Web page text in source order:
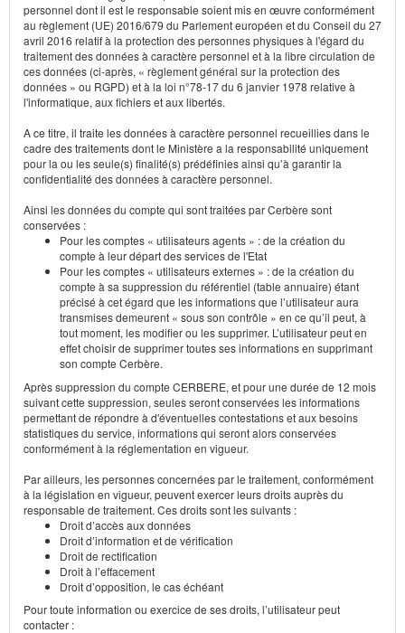
personnel dont il est le responsable soient mis en œuvre conformément
au règlement (UE) 2016/679 du Parlement européen et du Conseil du 27
avril 2016 relatif à la protection des personnes physiques à l'égard du
traitement des données à caractère personnel et à la libre circulation de
ces données (ci-après, « règlement général sur la protection des
données » ou RGPD) et à la loi n°78-17 du 6 janvier 1978 relative à
l'informatique, aux fichiers et aux libertés.
A ce titre, il traite les données à caractère personnel recueillies dans le
cadre des traitements dont le Ministère a la responsabilité uniquement
pour la ou les seule(s) finalité(s) prédéfinies ainsi qu’à garantir la
confidentialité des données à caractère personnel.
Ainsi les données du compte qui sont traitées par Cerbère sont
conservées :
Pour les comptes « utilisateurs agents » : de la création du
compte à leur départ des services de l'Etat
Pour les comptes « utilisateurs externes » : de la création du
compte à sa suppression du référentiel (table annuaire) étant
précisé à cet égard que les informations que l’utilisateur aura
transmises demeurent « sous son contrôle » en ce qu’il peut, à
tout moment, les modifier ou les supprimer. L’utilisateur peut en
effet choisir de supprimer toutes ses informations en supprimant
son compte Cerbère.
Après suppression du compte CERBERE, et pour une durée de 12 mois
suivant cette suppression, seules seront conservées les informations
permettant de répondre à d'éventuelles contestations et aux besoins
statistiques du service, informations qui seront alors conservées
conformément à la réglementation en vigueur.
Par ailleurs, les personnes concernées par le traitement, conformément
à la législation en vigueur, peuvent exercer leurs droits auprès du
responsable de traitement. Ces droits sont les suivants :
Droit d’accès aux données
Droit d’information et de vérification
Droit de rectification
Droit à l’effacement
Droit d’opposition, le cas échéant
Pour toute information ou exercice de ses droits, l’utilisateur peut
contacter :